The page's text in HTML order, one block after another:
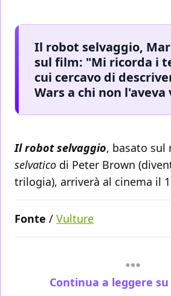
Il robot selvaggio,
sul film: "Mi ricorda i
cui cercavo di
Wars a chi non l'aveva
Il robot selvaggio, basato
selvatico di Peter Brown
trilogia), arriverà al cinema il
Fonte / Vulture
Continua a leggere su